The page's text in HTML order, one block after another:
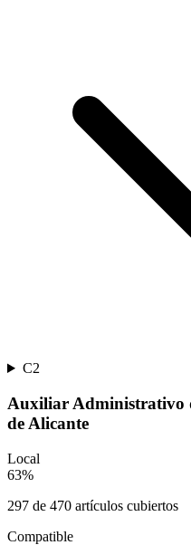
C2
Auxiliar Administrativo
de Alicante
Local
63%
297 de 470 artículos cubiertos
Compatible